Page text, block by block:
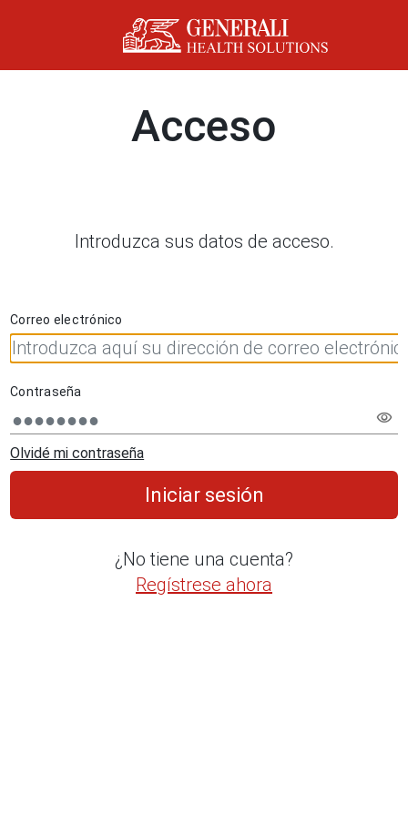
Acceso
Introduzca sus datos de acceso.
Correo electrónico
Contraseña
visibility
Olvidé mi contraseña
Iniciar sesión
¿No tiene una cuenta?
Regístrese ahora